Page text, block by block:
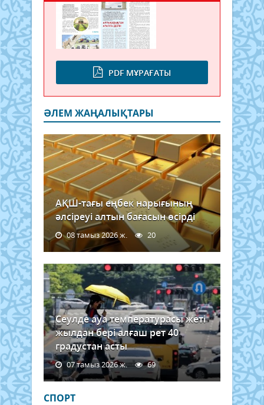
PDF МҰРАҒАТЫ
ӘЛЕМ ЖАҢАЛЫҚТАРЫ
АҚШ-тағы еңбек нарығының
әлсіреуі алтын бағасын өсірді
08 тамыз 2026 ж. 20
Сеулде ауа температурасы жеті
жылдан бері алғаш рет 40
градустан асты
07 тамыз 2026 ж. 69
СПОРТ